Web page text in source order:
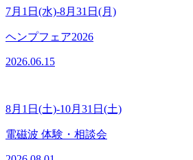
7月1日(水)-8月31日(月)
ヘンプフェア2026
2026.06.15
8月1日(土)-10月31日(土)
電磁波 体験・相談会